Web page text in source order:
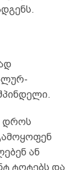
დროს
ან
ტოტებს და